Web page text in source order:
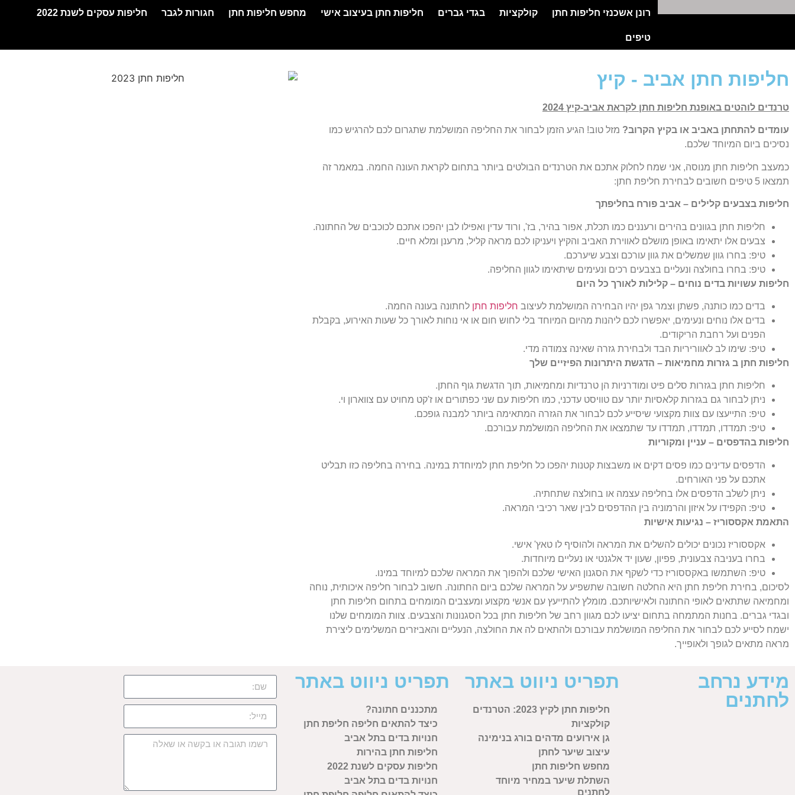
רונן אשכנזי חליפות חתן קולקציות בגדי גברים חליפות חתן בעיצוב אישי מחפש חליפות חתן חגורות לגבר חליפות עסקים לשנת 2022
טיפים
חליפות חתן אביב - קיץ
טרנדים לוהטים באופנת חליפות חתן לקראת אביב-קיץ 2024
עומדים להתחתן באביב או בקיץ הקרוב? מזל טוב! הגיע הזמן לבחור את החליפה המושלמת שתגרום לכם להרגיש כמו
נסיכים ביום המיוחד שלכם.
כמעצב חליפות חתן מנוסה, אני שמח לחלוק אתכם את הטרנדים הבולטים ביותר בתחום לקראת העונה החמה. במאמר זה
תמצאו 5 טיפים חשובים לבחירת חליפת חתן:
חליפות בצבעים קלילים – אביב פורח בחליפתך
חליפות חתן בגוונים בהירים ורעננים כמו תכלת, אפור בהיר, בז', ורוד עדין ואפילו לבן יהפכו אתכם לכוכבים של החתונה.
צבעים אלו יתאימו באופן מושלם לאווירת האביב והקיץ ויעניקו לכם מראה קליל, מרענן ומלא חיים.
טיפ: בחרו גוון שמשלים את גוון עורכם וצבע שיערכם.
טיפ: בחרו בחולצה ונעליים בצבעים רכים ונעימים שיתאימו לגוון החליפה.
חליפות עשויות בדים נוחים – קלילות לאורך כל היום
בדים כמו כותנה, פשתן וצמר גפן יהיו הבחירה המושלמת לעיצוב חליפות חתן לחתונה בעונה החמה.
בדים אלו נוחים ונעימים, יאפשרו לכם ליהנות מהיום המיוחד בלי לחוש חום או אי נוחות לאורך כל שעות האירוע, בקבלת
הפנים ועל רחבת הריקודים.
טיפ: שימו לב לאווריריות הבד ולבחירת גזרה שאינה צמודה מדי.
חליפות חתן ב גזרות מחמיאות – הדגשת היתרונות הפיזיים שלך
חליפות חתן בגזרות סלים פיט ומודרניות הן טרנדיות ומחמיאות, תוך הדגשת גוף החתן.
ניתן לבחור גם בגזרות קלאסיות יותר עם טוויסט עדכני, כמו חליפות עם שני כפתורים או ז'קט מחויט עם צווארון וי.
טיפ: התייעצו עם צוות מקצועי שיסייע לכם לבחור את הגזרה המתאימה ביותר למבנה גופכם.
טיפ: תמדדו, תמדדו, תמדדו עד שתמצאו את החליפה המושלמת עבורכם.
חליפות בהדפסים – עניין ומקוריות
הדפסים עדינים כמו פסים דקים או משבצות קטנות יהפכו כל חליפת חתן למיוחדת במינה. בחירה בחליפה כזו תבליט
אתכם על פני האורחים.
ניתן לשלב הדפסים אלו בחליפה עצמה או בחולצה שתחתיה.
טיפ: הקפידו על איזון והרמוניה בין ההדפסים לבין שאר רכיבי המראה.
התאמת אקססוריז – נגיעות אישיות
אקססוריז נכונים יכולים להשלים את המראה ולהוסיף לו טאץ' אישי.
בחרו בעניבה צבעונית, פפיון, שעון יד אלגנטי או נעליים מיוחדות.
טיפ: השתמשו באקססוריז כדי לשקף את הסגנון האישי שלכם ולהפוך את המראה שלכם למיוחד במינו.
לסיכום, בחירת חליפת חתן היא החלטה חשובה שתשפיע על המראה שלכם ביום החתונה. חשוב לבחור חליפה איכותית, נוחה
ומחמיאה שתתאים לאופי החתונה ולאישיותכם. מומלץ להתייעץ עם אנשי מקצוע ומעצבים המומחים בתחום חליפות חתן
ובגדי גברים. בחנות המתמחה בתחום יציעו לכם מגוון רחב של חליפות חתן בכל הסגנונות והצבעים. צוות המומחים שלנו
ישמח לסייע לכם לבחור את החליפה המושלמת עבורכם ולהתאים לה את החולצה, הנעליים והאביזרים המשלימים ליצירת
מראה מתאים לגופך ולאופייך.
מידע נרחב
לחתנים
תפריט ניווט באתר
חליפות חתן לקיץ 2023: הטרנדים
קולקציות
גן אירועים מדהים בורג בנימינה
עיצוב שיער לחתן
מחפש חליפות חתן
השתלת שיער במחיר מיוחד
לחתנים
תפריט ניווט באתר
מתכננים חתונה?
כיצד להתאים חליפה חליפת חתן
חנויות בדים בתל אביב
חליפות חתן בהירות
חליפות עסקים לשנת 2022
חנויות בדים בתל אביב